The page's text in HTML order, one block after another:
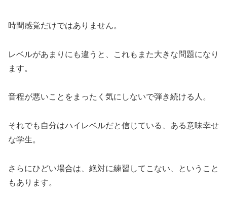
時間感覚だけではありません。
レベルがあまりにも違うと、これもまた大きな問題になり
ます。
音程が悪いことをまったく気にしないで弾き続ける人。
それでも自分はハイレベルだと信じている、ある意味幸せ
な学生。
さらにひどい場合は、絶対に練習してこない、ということ
もあります。